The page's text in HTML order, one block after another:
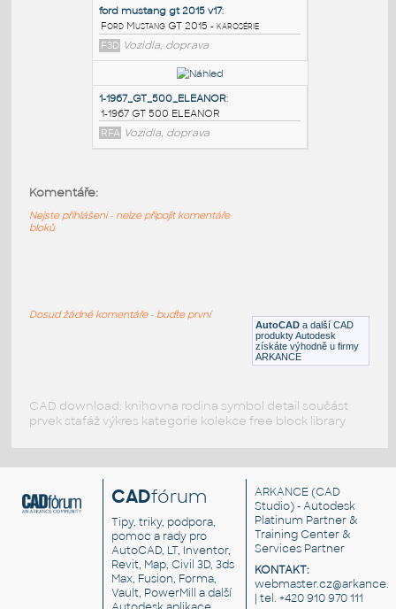
DWG Vozidla, doprava
ford_GT_front:
Ford GT - zepředu
DWG Vozidla, doprava
Vozidla, doprava
AutoCAD a další CAD
produkty Autodesk
získáte výhodně u firmy
ARKANCE
Komentáře:
Nejste přihlášeni - nelze připojit komentáře
bloků
Dosud žádné komentáře - buďte první
CAD download: knihovna rodina symbol detail součást
prvek stafáž výkres kategorie kolekce free block library
CADfórum
Tipy, triky, podpora,
pomoc a rady pro
AutoCAD, LT, Inventor,
Revit, Map, Civil 3D, 3ds
Max, Fusion, Forma,
Vault, PowerMill a další
ARKANCE (CAD
Studio) - Autodesk
Platinum Partner &
Training Center &
Services Partner
KONTAKT:
| tel. +420 910 970 111